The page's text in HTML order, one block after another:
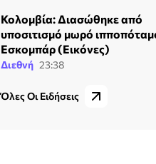
Κολομβία: Διασώθηκε από
υποσιτισμό μωρό
Εσκομπάρ (Εικόνες)
Διεθνή 23:38
Όλες Οι Ειδήσεις